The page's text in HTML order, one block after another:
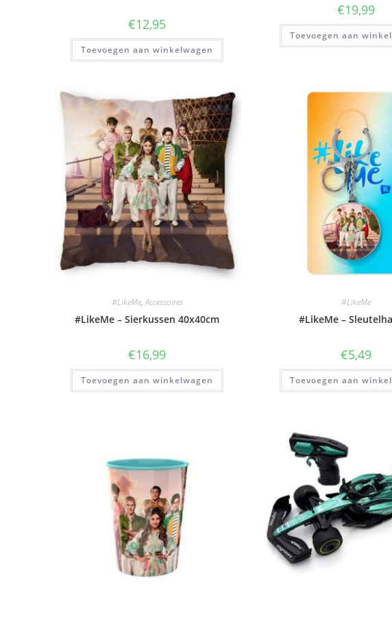
€12,95
Toevoegen aan winkelwagen
€19,99
Toevoegen aan
#LikeMe,Accessoires
#LikeMe – Sierkussen 40x40cm
€16,99
Toevoegen aan winkelwagen
#LikeMe
#LikeMe –
€5,49
Toevoegen aan